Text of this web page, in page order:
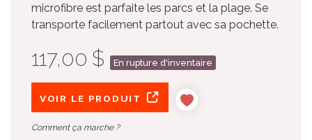
microfibre est parfaite les parcs et la plage. Se
transporte facilement partout avec sa pochette.
117,00 $ En rupture d'inventaire
VOIR LE PRODUIT
Comment ça marche ?